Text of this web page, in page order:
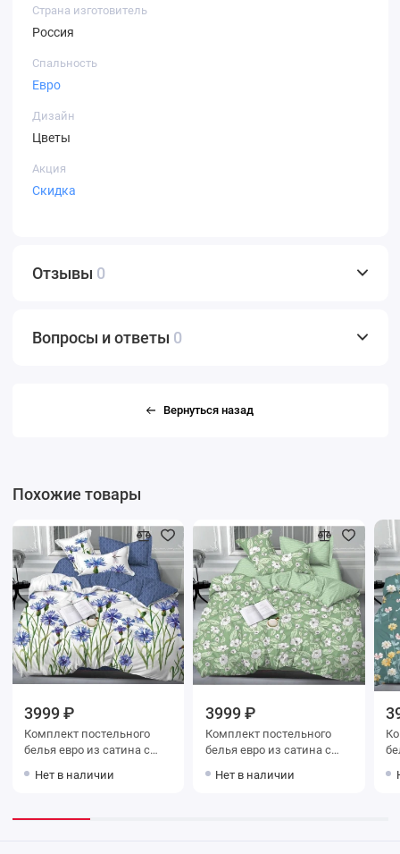
Страна изготовитель
Россия
Спальность
Евро
Дизайн
Цветы
Акция
Скидка
Отзывы 0
Вопросы и ответы 0
Вернуться назад
Похожие товары
3999 ₽
Комплект постельного
белья евро из сатина с
Цветы Luxor
Нет в наличии
3999 ₽
Комплект постельного
белья евро из сатина с
Цветы Luxor
Нет в наличии
белья